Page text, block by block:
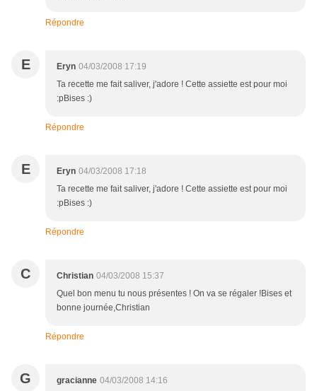
Répondre
E Eryn 04/03/2008 17:19
Ta recette me fait saliver, j'adore ! Cette assiette est pour moi
:pBises :)
Répondre
E Eryn 04/03/2008 17:18
Ta recette me fait saliver, j'adore ! Cette assiette est pour moi
:pBises :)
Répondre
C Christian 04/03/2008 15:37
Quel bon menu tu nous présentes ! On va se régaler !Bises et
bonne journée,Christian
Répondre
G gracianne 04/03/2008 14:16